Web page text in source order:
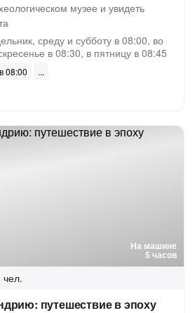
музее и увидеть
среду и субботу в 08:00, во
в 08:30, в пятницу в 08:45
08:00
На машине
5 часов
чел.
путешествие в эпоху